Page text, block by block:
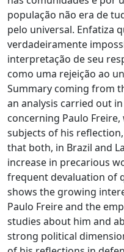
população não era de
pelo universal. Enfatiza
verdadeiramente
interpretação de seu
como uma rejeição ao
Summary coming from
an analysis carried out
concerning Paulo
subjects of his
that both, in Brazil and
increase in precarious
frequent devaluation of
shows the growing
Paulo Freire and the
studies about him and
strong political